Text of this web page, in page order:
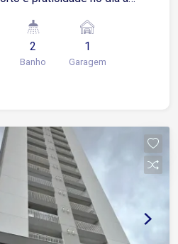
que integra sala,
gourmet espaçosa,
de garagem Além
uma estrutura
E outras facilidades
dia a dia Tudo isso
da Vila Carvalho, com
pontos de Sorocaba.
2
Banho
1
Garagem